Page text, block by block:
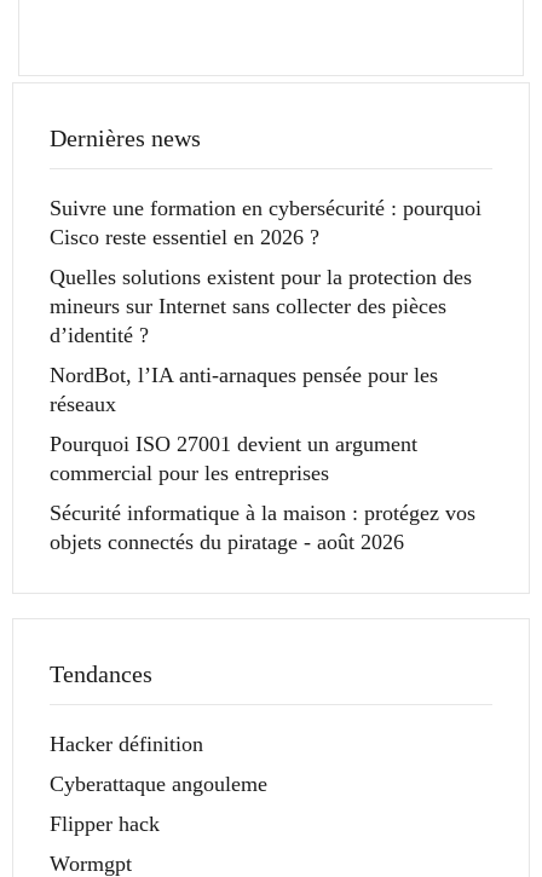
Dernières news
Suivre une formation en cybersécurité : pourquoi
Cisco reste essentiel en 2026 ?
Quelles solutions existent pour la protection des
mineurs sur Internet sans collecter des pièces
d’identité ?
NordBot, l’IA anti-arnaques pensée pour les
réseaux
Pourquoi ISO 27001 devient un argument
commercial pour les entreprises
Sécurité informatique à la maison : protégez vos
objets connectés du piratage - août 2026
Tendances
Hacker définition
Cyberattaque angouleme
Flipper hack
Wormgpt